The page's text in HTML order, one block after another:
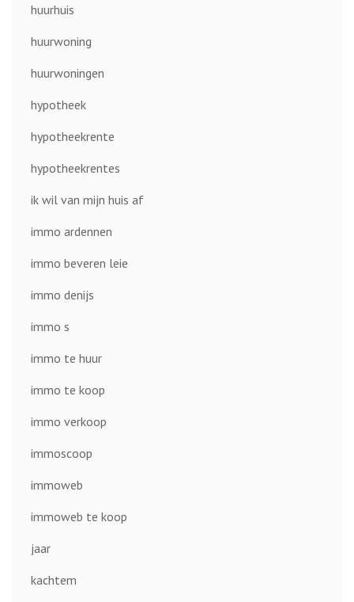
huurhuis
huurwoning
huurwoningen
hypotheek
hypotheekrente
hypotheekrentes
ik wil van mijn huis af
immo ardennen
immo beveren leie
immo denijs
immo s
immo te huur
immo te koop
immo verkoop
immoscoop
immoweb
immoweb te koop
jaar
kachtem